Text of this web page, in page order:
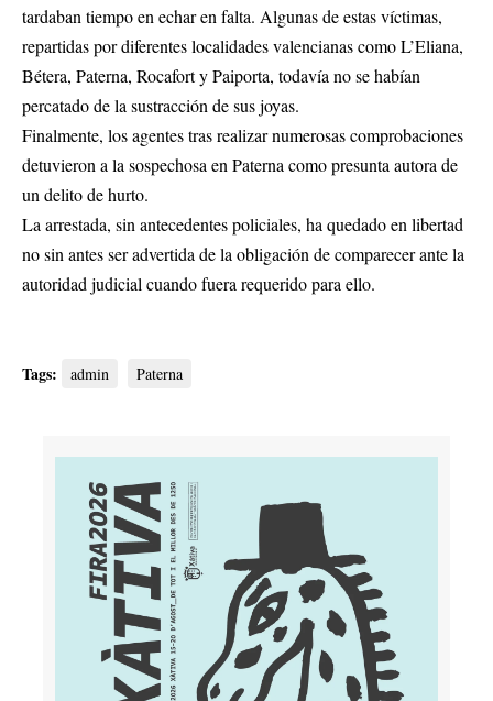
tardaban tiempo en echar en falta. Algunas de estas víctimas,
repartidas por diferentes localidades valencianas como L’Eliana,
Bétera, Paterna, Rocafort y Paiporta, todavía no se habían
percatado de la sustracción de sus joyas.
Finalmente, los agentes tras realizar numerosas comprobaciones
detuvieron a la sospechosa en Paterna como presunta autora de
un delito de hurto.
La arrestada, sin antecedentes policiales, ha quedado en libertad
no sin antes ser advertida de la obligación de comparecer ante la
autoridad judicial cuando fuera requerido para ello.
Tags: admin Paterna